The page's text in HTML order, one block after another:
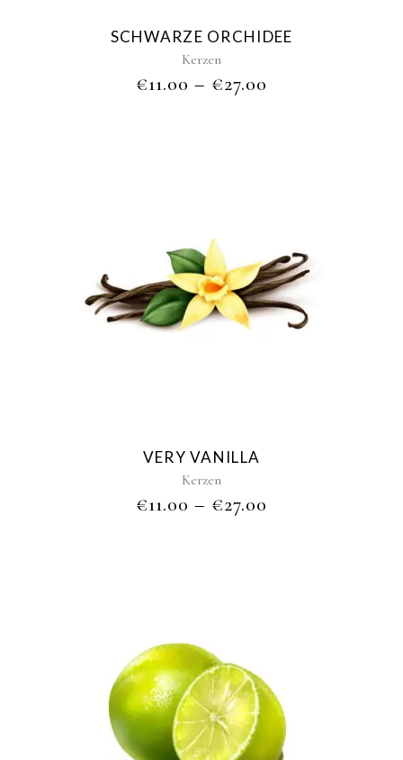
chosen
the
SCHWARZE ORCHIDEE
Kerzen
€11.00 – €27.00
This
product
has
chosen
the
VERY VANILLA
Kerzen
€11.00 – €27.00
This
product
has